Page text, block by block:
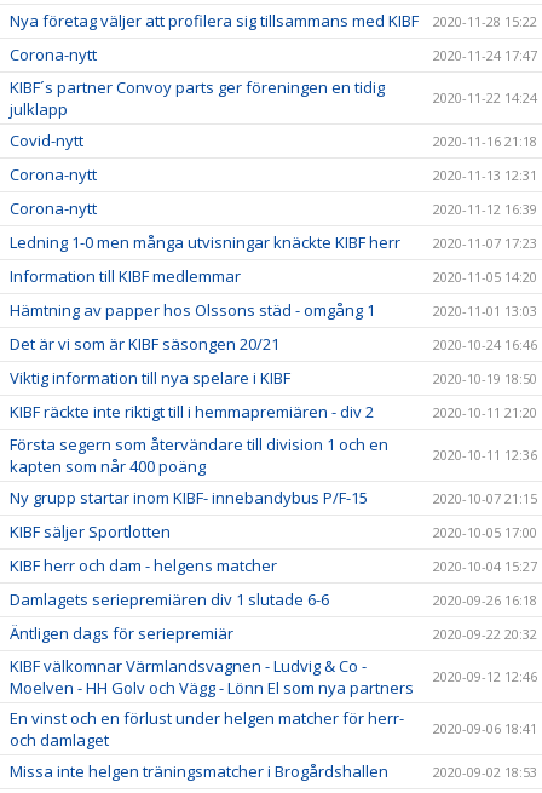
Nya företag väljer att profilera sig tillsammans med KIBF 2020-11-28 15:22
Corona-nytt 2020-11-24 17:47
KIBF´s partner Convoy parts ger föreningen en tidig
julklapp
2020-11-22 14:24
Covid-nytt 2020-11-16 21:18
Corona-nytt 2020-11-13 12:31
Corona-nytt 2020-11-12 16:39
Ledning 1-0 men många utvisningar knäckte KIBF herr 2020-11-07 17:23
Information till KIBF medlemmar 2020-11-05 14:20
Hämtning av papper hos Olssons städ - omgång 1 2020-11-01 13:03
Det är vi som är KIBF säsongen 20/21 2020-10-24 16:46
Viktig information till nya spelare i KIBF 2020-10-19 18:50
KIBF räckte inte riktigt till i hemmapremiären - div 2 2020-10-11 21:20
Första segern som återvändare till division 1 och en
kapten som når 400 poäng
2020-10-11 12:36
Ny grupp startar inom KIBF- innebandybus P/F-15 2020-10-07 21:15
KIBF säljer Sportlotten 2020-10-05 17:00
KIBF herr och dam - helgens matcher 2020-10-04 15:27
Damlagets seriepremiären div 1 slutade 6-6 2020-09-26 16:18
Äntligen dags för seriepremiär 2020-09-22 20:32
KIBF välkomnar Värmlandsvagnen - Ludvig & Co -
Moelven - HH Golv och Vägg - Lönn El som nya partners
2020-09-12 12:46
En vinst och en förlust under helgen matcher för herr-
och damlaget
2020-09-06 18:41
Missa inte helgen träningsmatcher i Brogårdshallen 2020-09-02 18:53